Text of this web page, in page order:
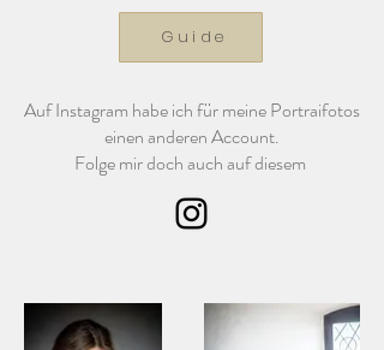
Auf Instagram habe ich für meine Portraifotos
einen anderen Account.
Folge mir doch auch auf diesem
Guide